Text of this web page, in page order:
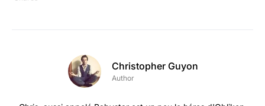
Christopher Guyon
Author